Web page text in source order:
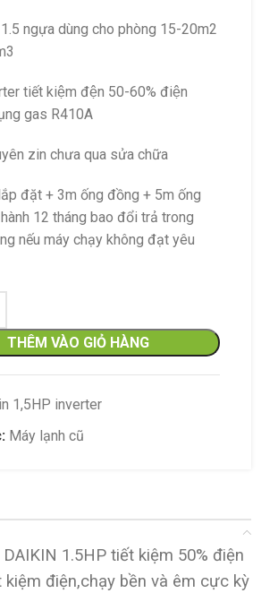
ngựa dùng cho phòng 15-20m2
tiết kiệm đện 50-60% điện
gas R410A
zin chưa qua sửa chữa
đặt + 3m ống đồng + 5m ống
12 tháng bao đổi trả trong
nếu máy chạy không đạt yêu
THÊM VÀO GIỎ HÀNG
1,5HP inverter
Máy lạnh cũ
1.5HP tiết kiệm 50% điện
kiệm điện,chạy bền và êm cực kỳ